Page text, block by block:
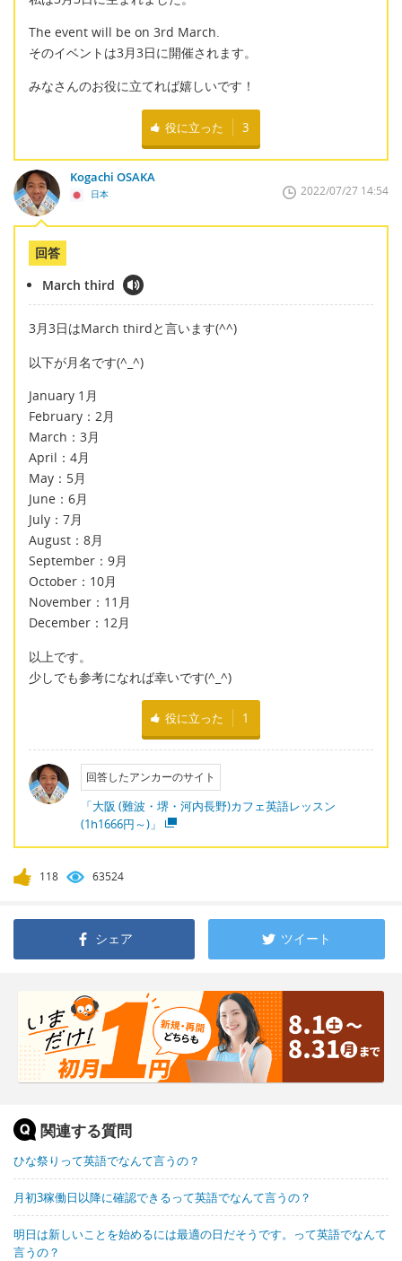
The event will be on 3rd March.
そのイベントは3月3日に開催されます。
みなさんのお役に立てれば嬉しいです！
役に立った 3
Kogachi OSAKA
日本 2022/07/27 14:54
回答
March third
3月3日はMarch thirdと言います(^^)
以下が月名です(^_^)
January 1月
February：2月
March：3月
April：4月
May：5月
June：6月
July：7月
August：8月
September：9月
October：10月
November：11月
December：12月
以上です。
少しでも参考になれば幸いです(^_^)
役に立った 1
回答したアンカーのサイト
「大阪 (難波・堺・河内長野)カフェ英語レッスン
(1h1666円～)」
118 63524
シェア ツイート
関連する質問
ひな祭りって英語でなんて言うの？
月初3稼働日以降に確認できるって英語でなんて言うの？
明日は新しいことを始めるには最適の日だそうです。って英語でなんて
言うの？